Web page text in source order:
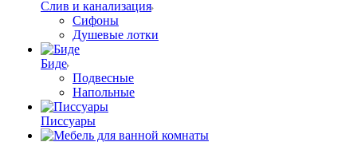
Слив и канализация
Сифоны
Душевые лотки
Биде
Подвесные
Напольные
Писсуары